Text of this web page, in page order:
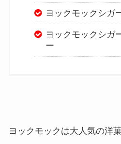
ヨックモックシガ
ヨックモックシガ
ー
ヨックモックは大人気の洋菓